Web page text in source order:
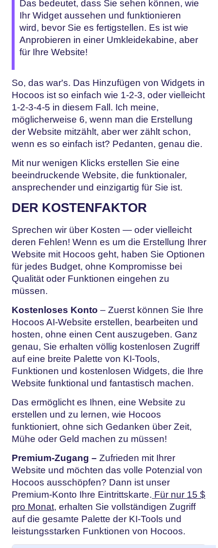
Das bedeutet, dass Sie sehen können, wie
Ihr Widget aussehen und funktionieren
wird, bevor Sie es fertigstellen. Es ist wie
Anprobieren in einer Umkleidekabine, aber
für Ihre Website!
So, das war's. Das Hinzufügen von Widgets in
Hocoos ist so einfach wie 1-2-3, oder vielleicht
1-2-3-4-5 in diesem Fall. Ich meine,
möglicherweise 6, wenn man die Erstellung
der Website mitzählt, aber wer zählt schon,
wenn es so einfach ist? Pedanten, genau die.
Mit nur wenigen Klicks erstellen Sie eine
beeindruckende Website, die funktionaler,
ansprechender und einzigartig für Sie ist.
DER KOSTENFAKTOR
Sprechen wir über Kosten — oder vielleicht
deren Fehlen! Wenn es um die Erstellung Ihrer
Website mit Hocoos geht, haben Sie Optionen
für jedes Budget, ohne Kompromisse bei
Qualität oder Funktionen eingehen zu
müssen.
Kostenloses Konto – Zuerst können Sie Ihre
Hocoos AI-Website erstellen, bearbeiten und
hosten, ohne einen Cent auszugeben. Ganz
genau, Sie erhalten völlig kostenlosen Zugriff
auf eine breite Palette von KI-Tools,
Funktionen und kostenlosen Widgets, die Ihre
Website funktional und fantastisch machen.
Das ermöglicht es Ihnen, eine Website zu
erstellen und zu lernen, wie Hocoos
funktioniert, ohne sich Gedanken über Zeit,
Mühe oder Geld machen zu müssen!
Premium-Zugang – Zufrieden mit Ihrer
Website und möchten das volle Potenzial von
Hocoos ausschöpfen? Dann ist unser
Premium-Konto Ihre Eintrittskarte. Für nur 15 $
pro Monat, erhalten Sie vollständigen Zugriff
auf die gesamte Palette der KI-Tools und
leistungsstarken Funktionen von Hocoos.